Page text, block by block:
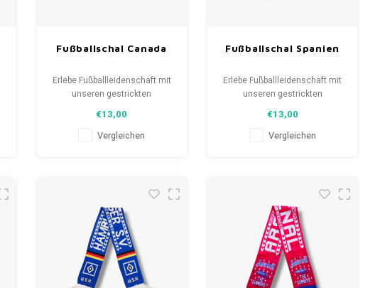
Fußballschal Canada
Erlebe Fußballleidenschaft mit
unseren gestrickten
bis Spielernamen, jedes
erzählt eine Geschichte.
Deine Quelle für einzigartige
€13,00
Vergleichen
Fußballschal Spanien
Erlebe Fußballleidenschaft mit
unseren gestrickten
bis Spielernamen, jedes
erzählt eine Geschichte.
Deine Quelle für einzigartige
€13,00
Vergleichen